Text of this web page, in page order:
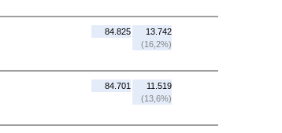
84.825
13.742
(16,2%)
84.701
11.519
(13,6%)